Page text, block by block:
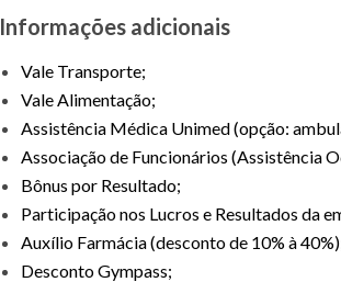
Informações adicionais
Vale Transporte;
Vale Alimentação;
Assistência Médica Unimed (opção:
Associação de Funcionários (Assistência
Bônus por Resultado;
Participação nos Lucros e Resultados da
Auxílio Farmácia (desconto de 10% à
Desconto Gympass;